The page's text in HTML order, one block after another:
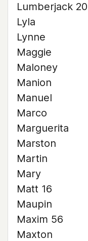
Lumberjack 20
Lyla
Lynne
Maggie
Maloney
Manion
Manuel
Marco
Marguerita
Marston
Martin
Mary
Matt 16
Maupin
Maxim 56
Maxton